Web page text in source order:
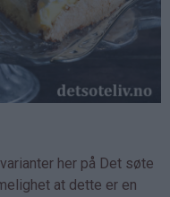
her på Det søte
at dette er en